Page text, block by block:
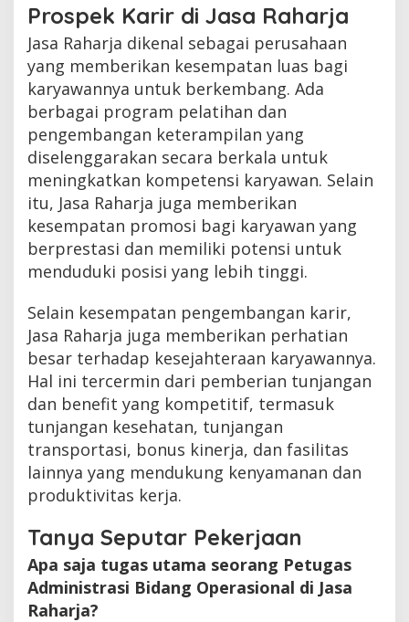
Prospek Karir di Jasa Raharja
Jasa Raharja dikenal sebagai perusahaan
yang memberikan kesempatan luas bagi
karyawannya untuk berkembang. Ada
berbagai program pelatihan dan
pengembangan keterampilan yang
diselenggarakan secara berkala untuk
meningkatkan kompetensi karyawan. Selain
itu, Jasa Raharja juga memberikan
kesempatan promosi bagi karyawan yang
berprestasi dan memiliki potensi untuk
menduduki posisi yang lebih tinggi.
Selain kesempatan pengembangan karir,
Jasa Raharja juga memberikan perhatian
besar terhadap kesejahteraan karyawannya.
Hal ini tercermin dari pemberian tunjangan
dan benefit yang kompetitif, termasuk
tunjangan kesehatan, tunjangan
transportasi, bonus kinerja, dan fasilitas
lainnya yang mendukung kenyamanan dan
produktivitas kerja.
Tanya Seputar Pekerjaan
Apa saja tugas utama seorang Petugas
Administrasi Bidang Operasional di Jasa
Raharja?